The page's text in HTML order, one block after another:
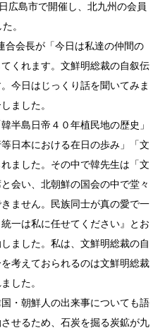
広島市で開催し、北九州の会員
。
会長が「今日は私達の仲間の
くれます。文鮮明総裁の自叙伝
今日はじっくり話を聞いてみま
ました。
半島日帝４０年植民地の歴史」
日本における在日の歩み」「文
ました。その中で韓先生は「文
会い、北朝鮮の国会の中で堂々
ません。民族同士が真の愛で一
一は私に任せてください』とお
ました。私は、文鮮明総裁の自
考えておられるのは文鮮明総裁
した。
・朝鮮人の出来事についても語
せるため、石炭を掘る炭鉱が九